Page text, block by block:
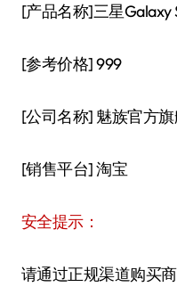
[产品名称]三星Galaxy
[参考价格] 999
[公司名称] 魅族官方
[销售平台] 淘宝
安全提示：
请通过正规渠道购买